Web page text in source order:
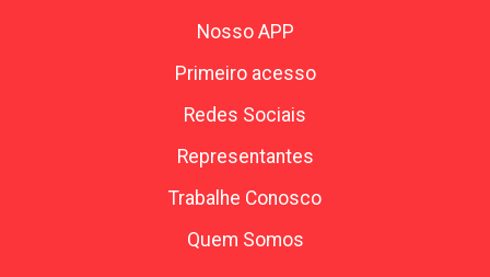
Nosso APP
Primeiro acesso
Redes Sociais
Representantes
Trabalhe Conosco
Quem Somos